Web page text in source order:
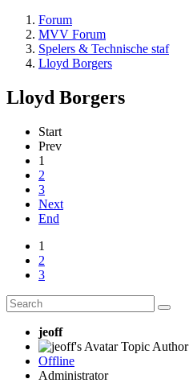
Forum
MVV Forum
Spelers & Technische staf
Lloyd Borgers
Lloyd Borgers
Start
Prev
1
2
3
Next
End
1
2
3
jeoff
Topic Author
Offline
Administrator